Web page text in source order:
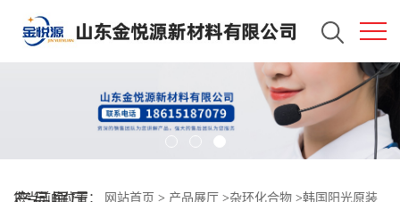
您当前的位置： 网站首页 > 产品展厅 >杂环化合物 >韩国阳光原装